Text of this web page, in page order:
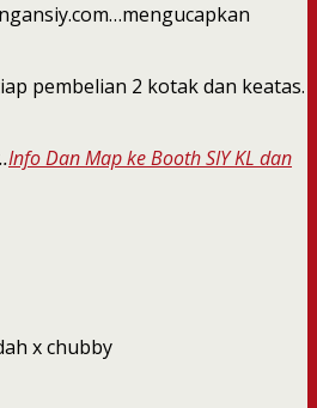
pembelian 2 kotak dan keatas.
Info Dan Map ke Booth SIY KL dan
x chubby